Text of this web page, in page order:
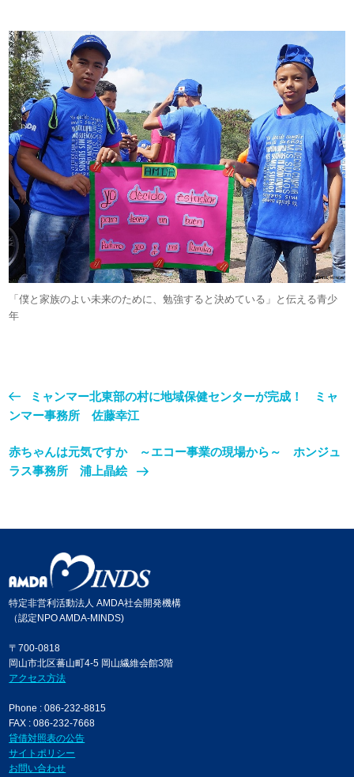
「僕と家族のよい未来のために、勉強すると決めている」と伝える青少
年
ミャンマー北東部の村に地域保健センターが完成！ ミャ
ンマー事務所 佐藤幸江
赤ちゃんは元気ですか ～エコー事業の現場から～ ホンジュ
ラス事務所 浦上晶絵
特定非営利活動法人 AMDA社会開発機構
（認定NPO AMDA-MINDS)
〒700-0818
岡山市北区蕃山町4-5 岡山繊維会館3階
アクセス方法
Phone : 086-232-8815
FAX : 086-232-7668
貸借対照表の公告
サイトポリシー
お問い合わせ